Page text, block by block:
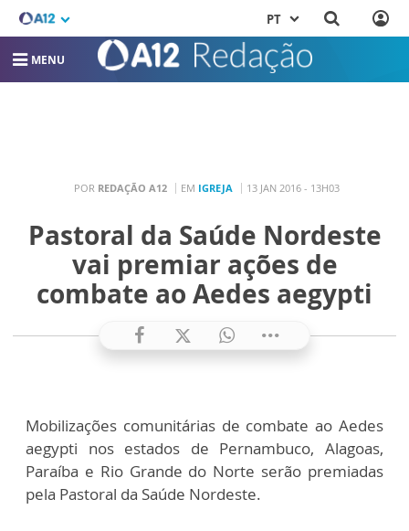
PT
MENU
POR REDAÇÃO A12 EM IGREJA 13 JAN 2016 - 13H03
Pastoral da Saúde Nordeste
vai premiar ações de
combate ao Aedes aegypti
Mobilizações comunitárias de combate ao Aedes
aegypti nos estados de Pernambuco, Alagoas,
Paraíba e Rio Grande do Norte serão premiadas
pela Pastoral da Saúde Nordeste.